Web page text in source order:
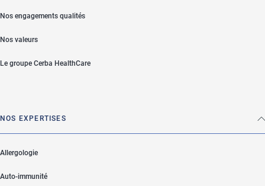
Nos engagements qualités
Nos valeurs
Le groupe Cerba HealthCare
NOS EXPERTISES
Allergologie
Auto-immunité